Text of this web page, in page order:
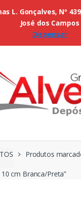
Produtos
cm Branca/Preta”
L. Gonçalves, Nº
José dos Campos
Dispensar